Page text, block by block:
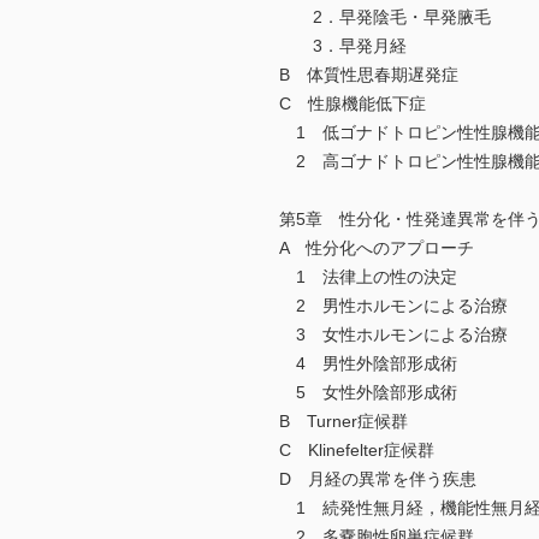
2．早発陰毛・早発腋毛
3．早発月経
B 体質性思春期遅発症
C 性腺機能低下症
1 低ゴナドトロピン性性腺機
2 高ゴナドトロピン性性腺機
第5章 性分化・性発達異常を伴
A 性分化へのアプローチ
1 法律上の性の決定
2 男性ホルモンによる治療
3 女性ホルモンによる治療
4 男性外陰部形成術
5 女性外陰部形成術
B Turner症候群
C Klinefelter症候群
D 月経の異常を伴う疾患
1 続発性無月経，機能性無月経